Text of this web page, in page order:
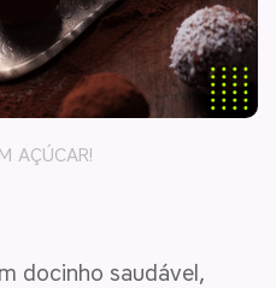
AÇÚCAR!
docinho saudável,